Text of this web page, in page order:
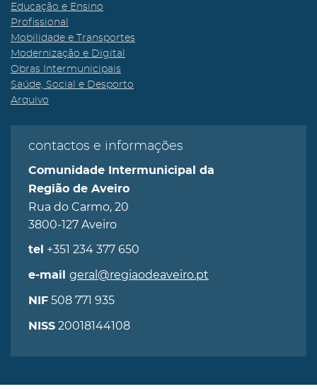
Educação e Ensino
Profissional
Mobilidade e Transportes
Modernização e Digital
Obras Intermunicipais
Saúde, Social e Desporto
Arquivo
contactos e informações
Comunidade Intermunicipal da
Região de Aveiro
Rua do Carmo, 20
3800-127 Aveiro
tel +351 234 377 650
e-mail geral@regiaodeaveiro.pt
NIF 508 771 935
NISS 20018144108